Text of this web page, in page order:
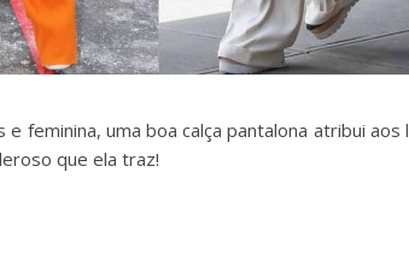
feminina, uma boa calça pantalona atribui
que ela traz!